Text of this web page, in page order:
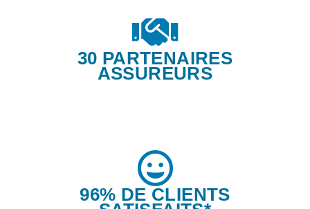
30 PARTENAIRES
ASSUREURS
96% DE CLIENTS